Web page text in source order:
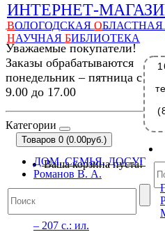
ИНТЕРНЕТ-
ВОЛОГОДСКАЯ ОБЛАСТНАЯ
НАУЧНАЯ БИБЛИОТЕКА
Уважаемые покупатели!
Заказы обрабатываются
понедельник – пятница с
9.00 до 17.00
Категории
Товаров 0 (0.00руб.)
Ваша корзина пуста!
ДОМ, СЕМЬЯ, ДОСУГ
Романов В. А.
– 207 с.: ил.